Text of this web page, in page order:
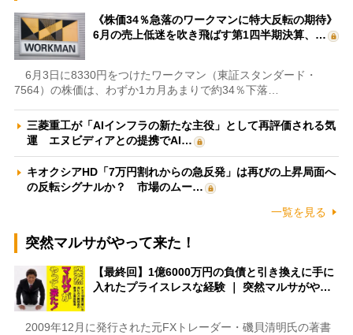
《株価34％急落のワークマンに特大反転の期待》
6月の売上低迷を吹き飛ばす第1四半期決算、…
6月3日に8330円をつけたワークマン（東証スタンダード・
7564）の株価は、わずか1カ月あまりで約34％下落…
三菱重工が「AIインフラの新たな主役」として再評価される気
運 エヌビディアとの提携でAI…
キオクシアHD「7万円割れからの急反発」は再びの上昇局面へ
の反転シグナルか？ 市場のムー…
一覧を見る
突然マルサがやって来た！
【最終回】1億6000万円の負債と引き換えに手に
入れたプライスレスな経験 ｜ 突然マルサがや…
2009年12月に発行された元FXトレーダー・磯貝清明氏の著書